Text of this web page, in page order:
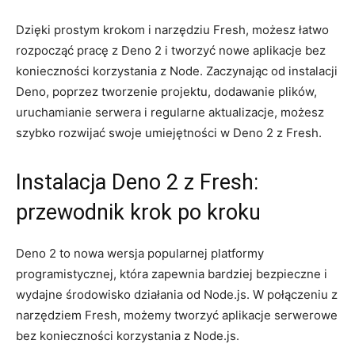
Dzięki prostym krokom i narzędziu Fresh, ⁣możesz‌ łatwo‍
rozpocząć ⁢pracę z​ Deno 2 i tworzyć⁢ nowe aplikacje bez
konieczności korzystania z⁤ Node.⁤ Zaczynając od instalacji
Deno, poprzez ⁤tworzenie projektu, ‍dodawanie plików,⁤
uruchamianie serwera i⁣ regularne aktualizacje, możesz
szybko ​rozwijać swoje umiejętności‍ w Deno 2​ z Fresh.
Instalacja‍ Deno 2 z Fresh:
przewodnik krok ⁤po‌ kroku
Deno ⁢2 to nowa wersja popularnej⁤ platformy
programistycznej, która zapewnia bardziej bezpieczne i
wydajne środowisko działania od Node.js. W ​połączeniu z
narzędziem⁤ Fresh, możemy tworzyć aplikacje ⁤serwerowe
bez konieczności korzystania z⁤ Node.js.